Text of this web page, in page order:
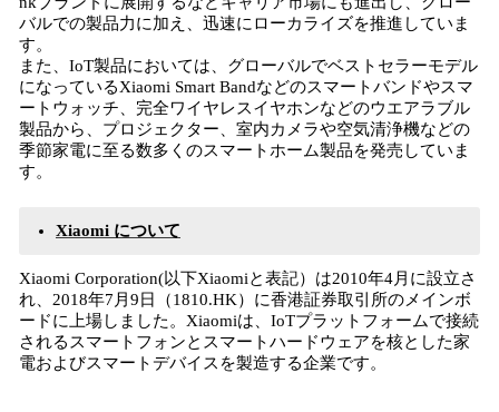
バルでの製品力に加え、迅速にローカライズを推進していま
す。
また、IoT製品においては、グローバルでベストセラーモデル
になっているXiaomi Smart Bandなどのスマートバンドやスマ
ートウォッチ、完全ワイヤレスイヤホンなどのウエアラブル
製品から、プロジェクター、室内カメラや空気清浄機などの
季節家電に至る数多くのスマートホーム製品を発売していま
す。
Xiaomi について
Xiaomi Corporation(以下Xiaomiと表記）は2010年4月に設立さ
れ、2018年7月9日（1810.HK）に香港証券取引所のメインボ
ードに上場しました。Xiaomiは、IoTプラットフォームで接続
されるスマートフォンとスマートハードウェアを核とした家
電およびスマートデバイスを製造する企業です。